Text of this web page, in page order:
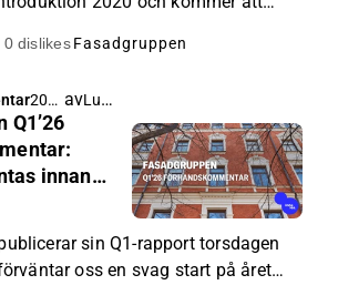
en smidig överlämning. Vi ser
bör säkerställa kontinuitet i
0 dislikes Fasadgruppen
202
6-
05-
15
05:3
av Lucas Mattsson
Q1’26
innan
sin Q1-rapport torsdagen
oss en svag start på året